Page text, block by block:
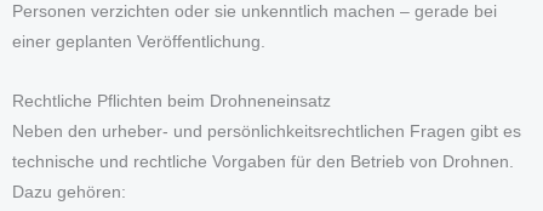
Personen verzichten oder sie unkenntlich machen – gerade bei
einer geplanten Veröffentlichung.
Rechtliche Pflichten beim Drohneneinsatz
Neben den urheber- und persönlichkeitsrechtlichen Fragen gibt es
technische und rechtliche Vorgaben für den Betrieb von Drohnen.
Dazu gehören: